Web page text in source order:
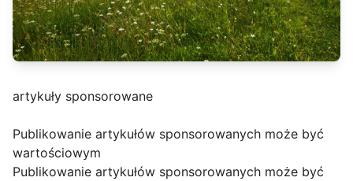
artykuły sponsorowane
Publikowanie artykułów sponsorowanych może być
wartościowym
Publikowanie artykułów sponsorowanych może być